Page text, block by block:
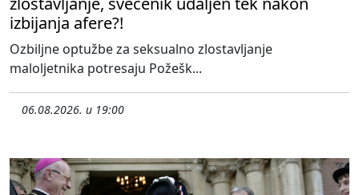
izbijanja afere?!
Ozbiljne optužbe za seksualno zlostavljanje
maloljetnika potresaju Požešk...
06.08.2026. u 19:00